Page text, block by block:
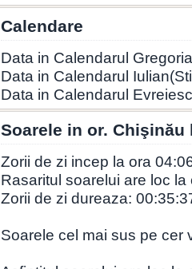
Calendare
Data in Calendarul
Data in Calendarul
Data in Calendarul
Soarele in or. Chişinău
Zorii de zi incep la ora
Rasaritul soarelui are loc la
Zorii de zi dureaza:
Soarele cel mai sus pe cer